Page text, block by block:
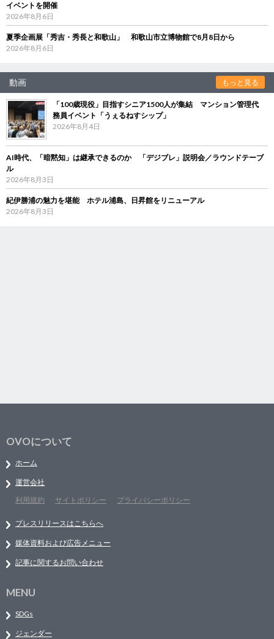
イベントを開催
2026年8月6日
夏季企画展「秀吉・秀長と和歌山」 和歌山市立博物館で8月8日から
2026年8月6日
動画 もっと見る
「100歳現役」目指すシニア1500人が集結 マンション管理代
務員イベント「うぇるねすシップ」
2026年8月4日
AI時代、「暗黙知」は継承できるのか 「デジブレ」説明会／ラウンドテーブ
ル
2026年8月3日
紀伊勝浦の魅力を堪能 ホテル浦島、日昇館をリニューアル
2026年8月3日
OVOについて
ホーム
運営会社
利用規約
サイトポリシー プライバシーポリシー
プレスリリースはこちらへ
媒体資料および広告メニュー
記事に関するお問い合わせ
MENU
SDGs
ジェンダー